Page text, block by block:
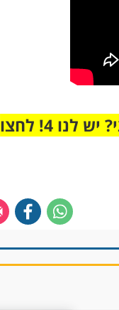
מחוברים רק לקבוצת ווטסאפ אחת מבית מוקד תהילים ארצי? יש לנו 4! לחצו